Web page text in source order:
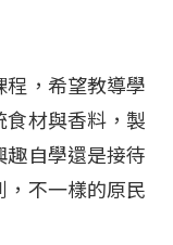
程，希望教導學
食材與香料，製
趣自學還是接待
，不一樣的原民